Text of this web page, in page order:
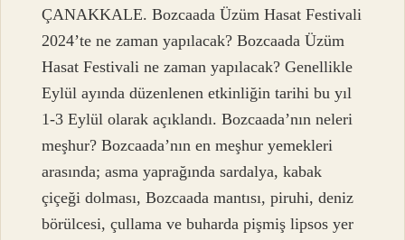
ÇANAKKALE. Bozcaada Üzüm Hasat Festivali
2024’te ne zaman yapılacak? Bozcaada Üzüm
Hasat Festivali ne zaman yapılacak? Genellikle
Eylül ayında düzenlenen etkinliğin tarihi bu yıl
1-3 Eylül olarak açıklandı. Bozcaada’nın neleri
meşhur? Bozcaada’nın en meşhur yemekleri
arasında; asma yaprağında sardalya, kabak
çiçeği dolması, Bozcaada mantısı, piruhi, deniz
börülcesi, çullama ve buharda pişmiş lipsos yer